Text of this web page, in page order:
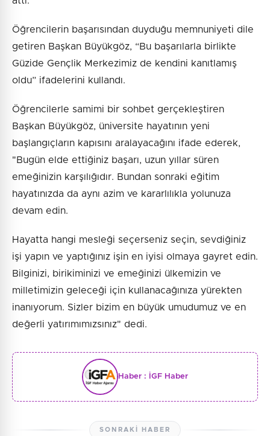
Öğrencilerin başarısından duyduğu memnuniyeti dile
getiren Başkan Büyükgöz, “Bu başarılarla birlikte
Güzide Gençlik Merkezimiz de kendini kanıtlamış
oldu” ifadelerini kullandı.
Öğrencilerle samimi bir sohbet gerçekleştiren
Başkan Büyükgöz, üniversite hayatının yeni
başlangıçların kapısını aralayacağını ifade ederek,
"Bugün elde ettiğiniz başarı, uzun yıllar süren
emeğinizin karşılığıdır. Bundan sonraki eğitim
hayatınızda da aynı azim ve kararlılıkla yolunuza
devam edin.
Hayatta hangi mesleği seçerseniz seçin, sevdiğiniz
işi yapın ve yaptığınız işin en iyisi olmaya gayret edin.
Bilginizi, birikiminizi ve emeğinizi ülkemizin ve
milletimizin geleceği için kullanacağınıza yürekten
inanıyorum. Sizler bizim en büyük umudumuz ve en
değerli yatırımımızsınız" dedi.
Haber : İGF Haber
SONRAKI HABER